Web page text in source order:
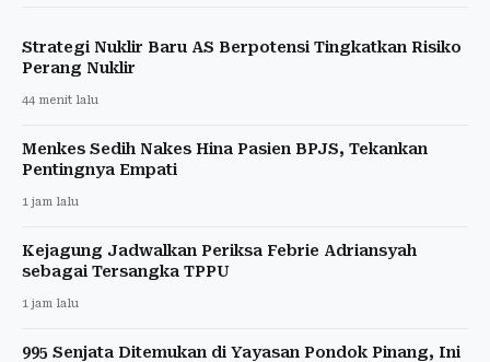
Strategi Nuklir Baru AS Berpotensi Tingkatkan Risiko
Perang Nuklir
44 menit lalu
Menkes Sedih Nakes Hina Pasien BPJS, Tekankan
Pentingnya Empati
1 jam lalu
Kejagung Jadwalkan Periksa Febrie Adriansyah
sebagai Tersangka TPPU
1 jam lalu
995 Senjata Ditemukan di Yayasan Pondok Pinang, Ini